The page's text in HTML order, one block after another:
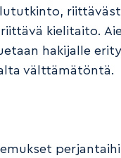
kielitaito.
hakijalle
välttämätöntä.